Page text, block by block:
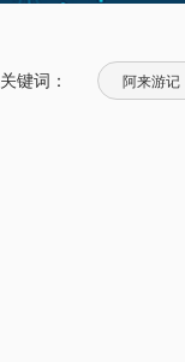
关键词： 阿来游记